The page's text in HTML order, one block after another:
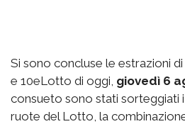
Si sono concluse le estrazioni
e 10eLotto di oggi, giovedì 6
consueto sono stati sorteggiati
ruote del Lotto, la